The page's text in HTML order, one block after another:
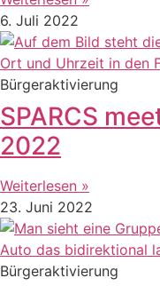
6. Juli 2022
Bürgeraktivierung
SPARCS
2022
Weiterlesen »
23. Juni 2022
Bürgeraktivierung